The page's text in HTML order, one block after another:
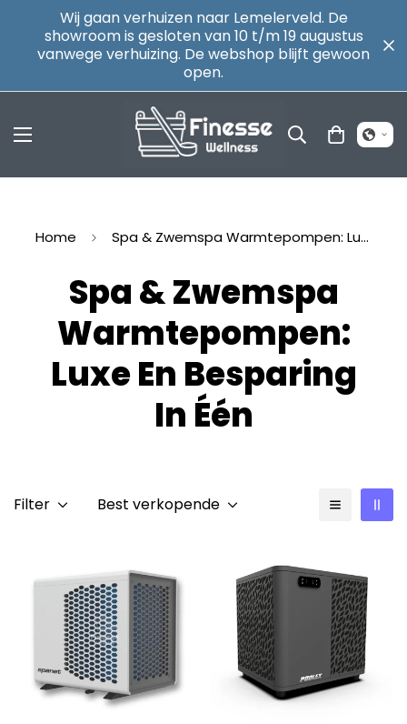
Wij gaan verhuizen naar Lemelerveld. De
showroom is gesloten van 10 t/m 19 augustus
vanwege verhuizing. De webshop blijft gewoon
open.
Home Spa & Zwemspa Warmtepompen: Luxe en Besparing in Één
Spa & Zwemspa
Warmtepompen:
Luxe En Besparing
In Één
Filter Best verkopende